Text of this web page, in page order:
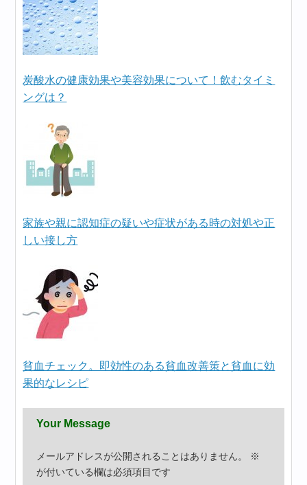
炭酸水の健康効果や美容効果について！飲むタイミ
ングは？
家族や親に認知症の疑いや症状がある時の対処や正
しい接し方
貧血チェック。即効性のある貧血改善策と貧血に効
果的なレシピ
Your Message
メールアドレスが公開されることはありません。
※
が付いている欄は必須項目です